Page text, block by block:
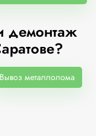
демонтаж
Вывоз металлолома